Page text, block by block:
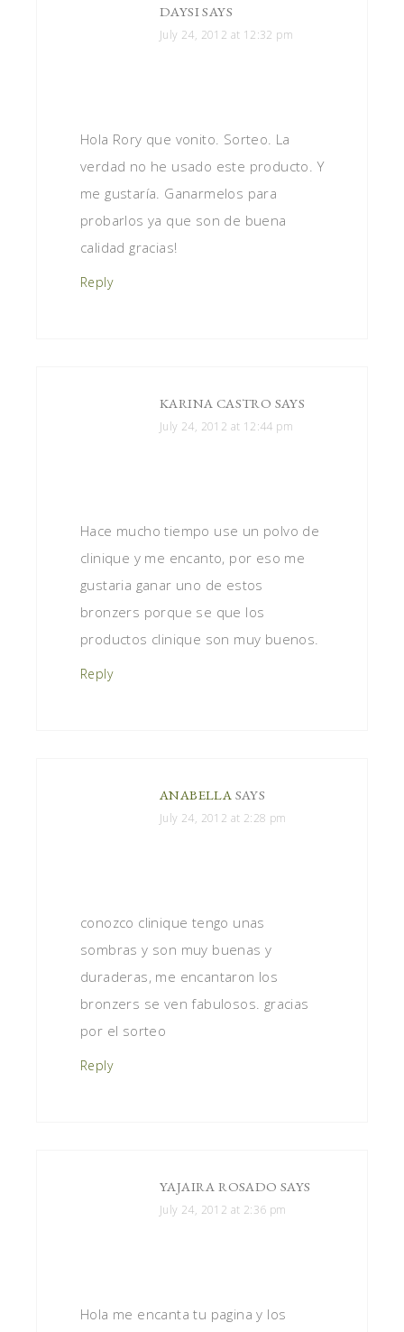
DAYSISAYS
July 24, 2012 at 12:32 pm
Hola Rory que vonito. Sorteo. La
verdad no he usado este producto. Y
me gustaría. Ganarmelos para
probarlos ya que son de buena
calidad gracias!
Reply
KARINA CASTRO SAYS
July 24, 2012 at 12:44 pm
Hace mucho tiempo use un polvo de
clinique y me encanto, por eso me
gustaria ganar uno de estos
bronzers porque se que los
productos clinique son muy buenos.
Reply
ANABELLA SAYS
July 24, 2012 at 2:28 pm
conozco clinique tengo unas
sombras y son muy buenas y
duraderas, me encantaron los
bronzers se ven fabulosos. gracias
por el sorteo
Reply
YAJAIRA ROSADO SAYS
July 24, 2012 at 2:36 pm
Hola me encanta tu pagina y los